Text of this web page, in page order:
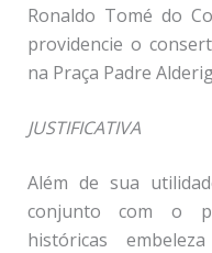
Ronaldo Tomé do
providencie o
na Praça Padre
JUSTIFICATIVA
Além de sua
conjunto com o
históricas